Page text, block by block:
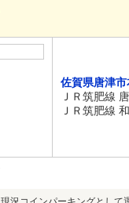
佐賀県唐津市
ＪＲ筑肥線
ＪＲ筑肥線